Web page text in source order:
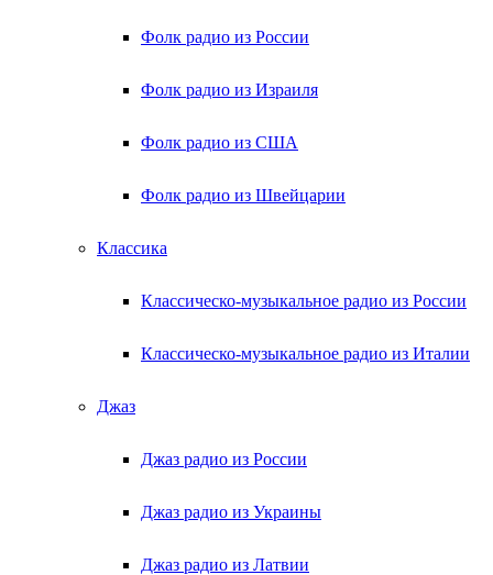
Фолк радио из России
Фолк радио из Израиля
Фолк радио из США
Фолк радио из Швейцарии
Классика
Классическо-музыкальное радио из России
Классическо-музыкальное радио из Италии
Джаз
Джаз радио из России
Джаз радио из Украины
Джаз радио из Латвии